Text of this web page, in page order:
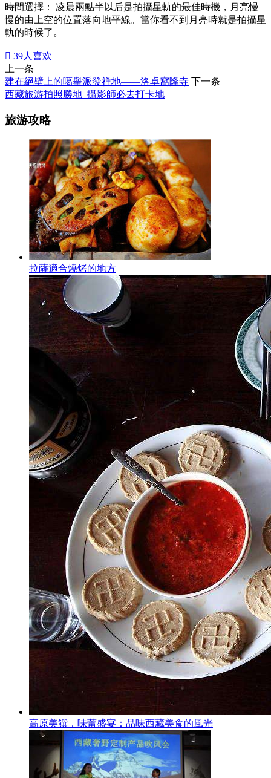
時間選擇： 凌晨兩點半以后是拍攝星軌的最佳時機，月亮慢
慢的由上空的位置落向地平線。當你看不到月亮時就是拍攝星
軌的時候了。
 39人喜欢
上一条
建在絕壁上的噶舉派發祥地——洛卓窩隆寺 下一条
西藏旅游拍照勝地_攝影師必去打卡地
旅游攻略
拉薩適合燒烤的地方
高原美饌，味蕾盛宴：品味西藏美食的風光